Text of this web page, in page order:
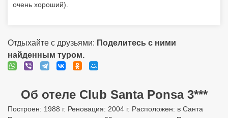
очень хороший).
Отдыхайте с друзьями: Поделитесь с ними
найденным туром.
Об отеле Club Santa Ponsa 3***
Построен: 1988 г. Реновация: 2004 г. Расположен: в Санта